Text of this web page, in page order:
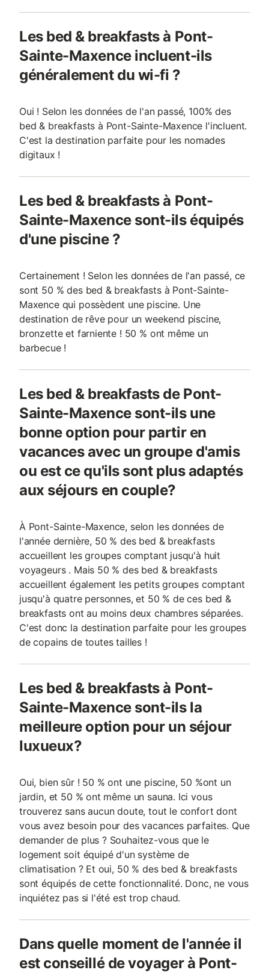
Les bed & breakfasts à Pont-
Sainte-Maxence incluent-ils
généralement du wi-fi ?
Oui ! Selon les données de l'an passé, 100% des
bed & breakfasts à Pont-Sainte-Maxence l'incluent.
C'est la destination parfaite pour les nomades
digitaux !
Les bed & breakfasts à Pont-
Sainte-Maxence sont-ils équipés
d'une piscine ?
Certainement ! Selon les données de l'an passé, ce
sont 50 % des bed & breakfasts à Pont-Sainte-
Maxence qui possèdent une piscine. Une
destination de rêve pour un weekend piscine,
bronzette et farniente ! 50 % ont même un
barbecue !
Les bed & breakfasts de Pont-
Sainte-Maxence sont-ils une
bonne option pour partir en
vacances avec un groupe d'amis
ou est ce qu'ils sont plus adaptés
aux séjours en couple?
À Pont-Sainte-Maxence, selon les données de
l'année dernière, 50 % des bed & breakfasts
accueillent les groupes comptant jusqu'à huit
voyageurs . Mais 50 % des bed & breakfasts
accueillent également les petits groupes comptant
jusqu'à quatre personnes, et 50 % de ces bed &
breakfasts ont au moins deux chambres séparées.
C'est donc la destination parfaite pour les groupes
de copains de toutes tailles !
Les bed & breakfasts à Pont-
Sainte-Maxence sont-ils la
meilleure option pour un séjour
luxueux?
Oui, bien sûr ! 50 % ont une piscine, 50 %ont un
jardin, et 50 % ont même un sauna. Ici vous
trouverez sans aucun doute, tout le confort dont
vous avez besoin pour des vacances parfaites. Que
demander de plus ? Souhaitez-vous que le
logement soit équipé d'un système de
climatisation ? Et oui, 50 % des bed & breakfasts
sont équipés de cette fonctionnalité. Donc, ne vous
inquiétez pas si l'été est trop chaud.
Dans quelle moment de l'année il
est conseillé de voyager à Pont-